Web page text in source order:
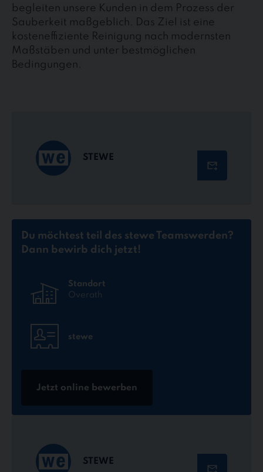
begleiten unsere Kunden in dem Prozess der
Sauberkeit maßgeblich. Das Ziel ist eine
kosteneffiziente Reinigung nach modernsten
Maßstäben und unter bestmöglichen
Bedingungen.
STEWE
Du möchtest teil des stewe Teamswerden?
Dann bewirb dich jetzt!
Standort
Overath
stewe
Jetzt online bewerben
STEWE